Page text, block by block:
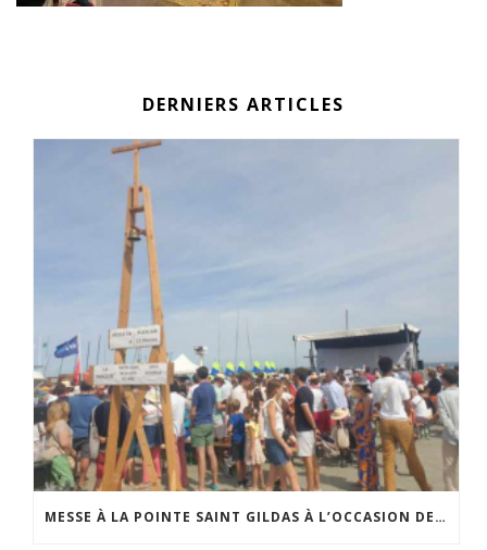
DERNIERS ARTICLES
MESSE À LA POINTE SAINT GILDAS À L’OCCASION DE LA FÊTE DE LA MER